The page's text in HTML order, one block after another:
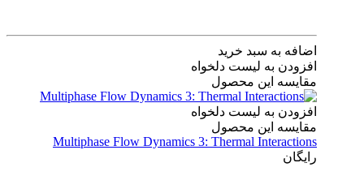
اضافه به سبد خرید
افزودن به لیست دلخواه
مقایسه این محصول
افزودن به لیست دلخواه
مقایسه این محصول
Multiphase Flow Dynamics 3: Thermal Interactions
رایگان